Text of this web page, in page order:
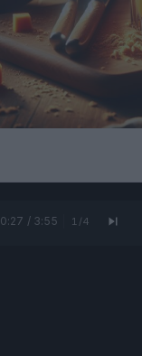
0:28 / 3:55 1 /4